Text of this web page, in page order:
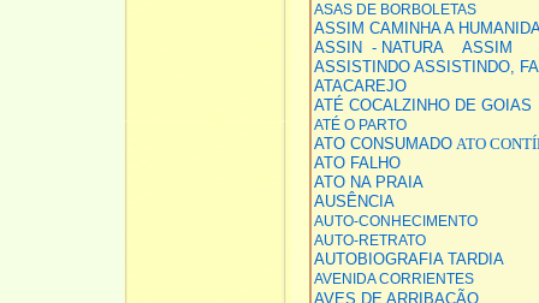
ASAS DE BORBOLETAS
ASSIM CAMINHA A
ASSIN - NATURA ASSIM
ASSISTINDO ASSISTINDO,
ATACAREJO
ATÉ COCALZINHO DE GOIAS
ATÉ O PARTO
ATO CONSUMADO ATO
ATO FALHO
ATO NA PRAIA
AUSÊNCIA
AUTO-CONHECIMENTO
AUTO-RETRATO
AUTOBIOGRAFIA TARDIA
AVENIDA CORRIENTES
AVES DE ARRIBAÇÃO